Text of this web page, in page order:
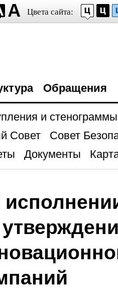
Цвета сайта:
Обращения
и стенограммы
Совет
Совет
Документы